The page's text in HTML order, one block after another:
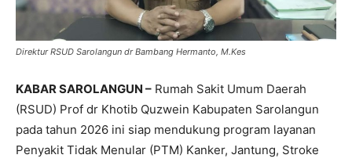
Direktur RSUD Sarolangun dr Bambang Hermanto, M.Kes
KABAR SAROLANGUN – Rumah Sakit Umum Daerah
(RSUD) Prof dr Khotib Quzwein Kabupaten Sarolangun
pada tahun 2026 ini siap mendukung program layanan
Penyakit Tidak Menular (PTM) Kanker, Jantung, Stroke